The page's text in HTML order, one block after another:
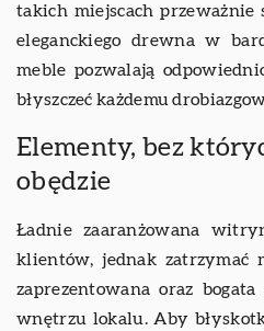
takich miejscach przeważnie
eleganckiego drewna w
meble pozwalają
błyszczeć każdemu
Elementy, bez
obędzie
Ładnie zaaranżowana
klientów, jednak zatrzymać
zaprezentowana oraz
wnętrzu lokalu. Aby